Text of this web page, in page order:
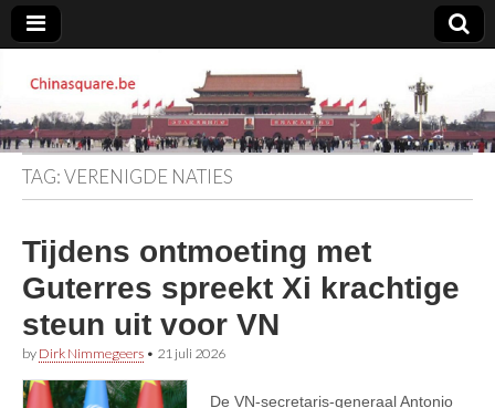
Chinasquare.be
TAG:VERENIGDE NATIES
Tijdens ontmoeting met
Guterres spreekt Xi krachtige
steun uit voor VN
by Dirk Nimmegeers • 21 juli 2026
De VN-secretaris-generaal Antonio